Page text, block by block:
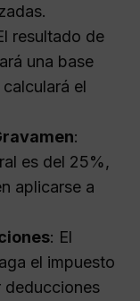
resultado de
una base
el
:
es del 25%,
aplicarse a
: El
el impuesto
deducciones